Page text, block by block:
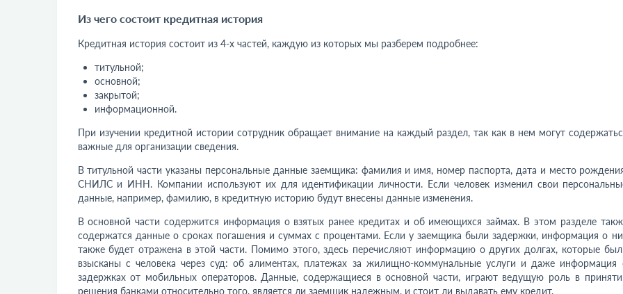
Из чего состоит кредитная история
Кредитная история состоит из 4-х частей, каждую из которых мы разберем подробнее:
титульной;
основной;
закрытой;
информационной.
При изучении кредитной истории сотрудник обращает внимание на каждый раздел, так как в нем могут
важные для организации сведения.
В титульной части указаны персональные данные заемщика: фамилия и имя, номер паспорта, дата и место
СНИЛС и ИНН. Компании используют их для идентификации личности. Если человек изменил свои
данные, например, фамилию, в кредитную историю будут внесены данные изменения.
В основной части содержится информация о взятых ранее кредитах и об имеющихся займах. В этом разделе
содержатся данные о сроках погашения и суммах с процентами. Если у заемщика были задержки, информация о
также будет отражена в этой части. Помимо этого, здесь перечисляют информацию о других долгах, которые
взысканы с человека через суд: об алиментах, платежах за жилищно-коммунальные услуги и даже информация
задержках от мобильных операторов. Данные, содержащиеся в основной части, играют ведущую роль в
решения банками относительно того, является ли заемщик надежным, и стоит ли выдавать ему кредит.